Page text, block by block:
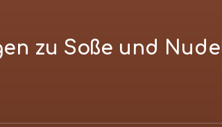
zu Soße und